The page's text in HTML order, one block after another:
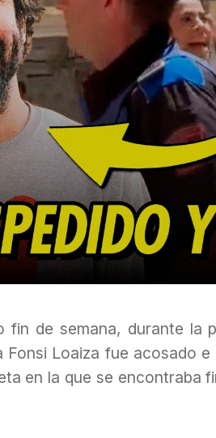
fin de semana, durante la
Fonsi Loaiza fue acosado
en la que se encontraba